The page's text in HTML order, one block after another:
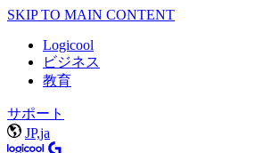
SKIP TO MAIN CONTENT
Logicool
ビジネス
教育
サポート
JP,ja